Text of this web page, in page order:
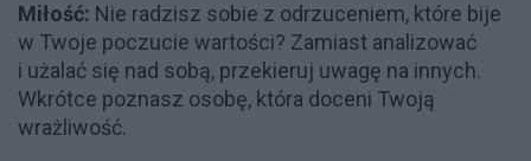
Miłość: Nie radzisz sobie z odrzuceniem, które bije
w Twoje poczucie wartości? Zamiast analizować
i użalać się nad sobą, przekieruj uwagę na innych.
Wkrótce poznasz osobę, która doceni Twoją
wrażliwość.